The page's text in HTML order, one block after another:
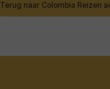
Terug naar Colombia Reizen